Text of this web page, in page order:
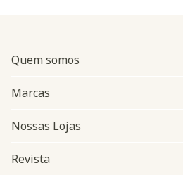
Quem somos
Marcas
Nossas Lojas
Revista